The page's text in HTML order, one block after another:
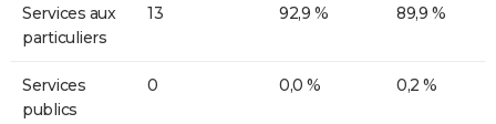
Services aux
particuliers
13 92,9 % 89,9 %
Services
publics
0 0,0 % 0,2 %